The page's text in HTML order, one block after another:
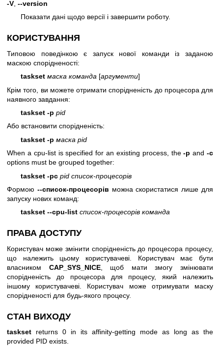
-V --version
Показати дані щодо версії і завершити роботу.
КОРИСТУВАННЯ
Типовою поведінкою є запуск нової команди із заданою
маскою спорідненості:
taskset маска команда [аргументи]
Крім того, ви можете отримати спорідненість до процесора для
наявного завдання:
taskset -p pid
Або встановити спорідненість:
taskset -p маска pid
When a cpu-list is specified for an existing process, the-p and-c
options must be grouped together:
taskset -pc pid список-процесорів
Формою --список-процесорів можна скористатися лише для
запуску нових команд:
taskset --cpu-list список-процесорів команда
ПРАВА ДОСТУПУ
Користувач може змінити спорідненість до процесора процесу,
що належить цьому користувачеві. Користувач має бути
власником CAP_SYS_NICE, щоб мати змогу змінювати
спорідненість до процесора для процесу, який належить
іншому користувачеві. Користувач може отримувати маску
спорідненості для будь-якого процесу.
СТАН ВИХОДУ
taskset returns 0 in its affinity-getting mode as long as the
provided PID exists.